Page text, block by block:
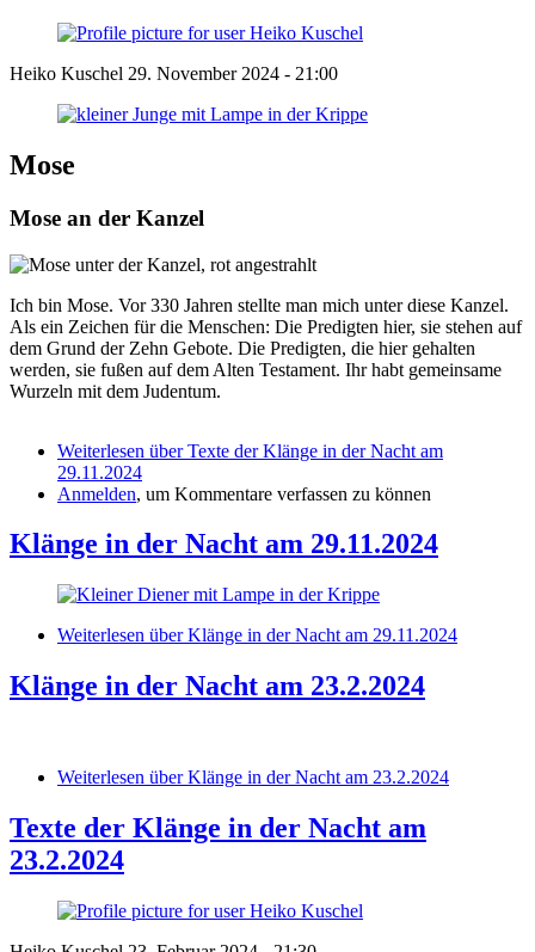
Heiko Kuschel 29. November 2024 - 21:00
Mose
Mose an der Kanzel
Ich bin Mose. Vor 330 Jahren stellte man mich unter diese Kanzel.
Als ein Zeichen für die Menschen: Die Predigten hier, sie stehen auf
dem Grund der Zehn Gebote. Die Predigten, die hier gehalten
werden, sie fußen auf dem Alten Testament. Ihr habt gemeinsame
Wurzeln mit dem Judentum.
Weiterlesen über Texte der Klänge in der Nacht am
29.11.2024
Anmelden, um Kommentare verfassen zu können
Klänge in der Nacht am 29.11.2024
Weiterlesen über Klänge in der Nacht am 29.11.2024
Klänge in der Nacht am 23.2.2024
Weiterlesen über Klänge in der Nacht am 23.2.2024
Texte der Klänge in der Nacht am
23.2.2024